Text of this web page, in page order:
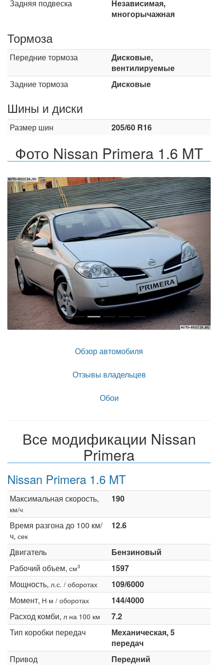
Задняя подвеска
Независимая,
многорычажная
Тормоза
Передние тормоза
Дисковые,
вентилируемые
Задние тормоза
Дисковые
Шины и диски
Размер шин 205/60 R16
Фото Nissan Primera 1.6 MT
Назад
Обзор автомобиля
Отзывы владельцев
Обои
Все модификации Nissan
Primera
Nissan Primera 1.6 MT
Максимальная скорость,
км/ч
190
Время разгона до 100 км/
ч, сек
12.6
Двигатель
Бензиновый
Рабочий объем, см3
1597
Мощность, л.с. / оборотах
109/6000
Момент, Н·м / оборотах
144/4000
Расход комби, л на 100 км
7.2
Тип коробки передач
Механическая, 5
передач
Привод
Передний